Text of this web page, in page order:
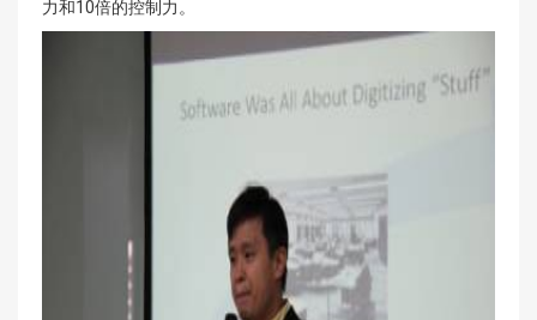
力和10倍的控制力。